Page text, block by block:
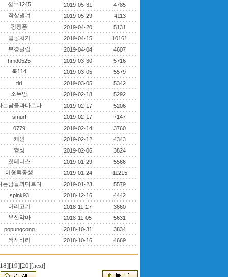
철수1245
2019-05-31
4785
작살낼겨
2019-05-29
4113
핑펭퐁
2019-04-20
5131
벌공치기
2019-04-15
10161
부경클럽
2019-04-04
4607
hmd0525
2019-03-30
5716
쿡114
2019-03-05
5579
tlrl
2019-03-05
5342
소두방
2019-02-18
5292
는남들과다르다
2019-02-17
5206
smurf
2019-02-17
7147
0779
2019-02-14
3760
케인
2019-02-12
4343
행성
2019-02-06
3824
첫테니스
2019-01-29
5566
이형택동생
2019-01-24
11215
는남들과다르다
2019-01-23
5579
spink93
2018-12-16
4442
머리고기
2018-11-27
3660
부산악마
2018-11-05
5631
popungcong
2018-10-31
3834
깩사바리
2018-10-16 4669
[19][20][next]